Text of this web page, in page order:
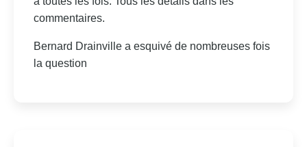
commentaires.
Bernard Drainville a esquivé de nombreuses fois
la question